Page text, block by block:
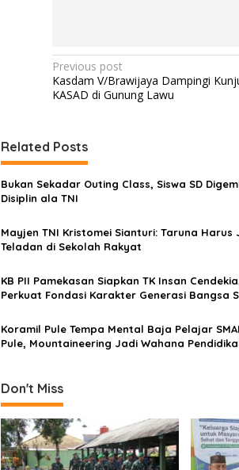
P
o
t
n
a
v
i
g
a
t
o
Previous post
Kasdam V/Brawijaya Dampingi
KASAD di Gunung Lawu
Related Posts
Bukan Sekadar Outing Class, Siswa SD
Disiplin ala TNI
Mayjen TNI Kristomei Sianturi: Taruna Harus
Teladan di Sekolah Rakyat
KB PII Pamekasan Siapkan TK Insan
Perkuat Fondasi Karakter Generasi Bangsa
Koramil Pule Tempa Mental Baja Pelajar
Pule, Mountaineering Jadi Wahana
Don't Miss